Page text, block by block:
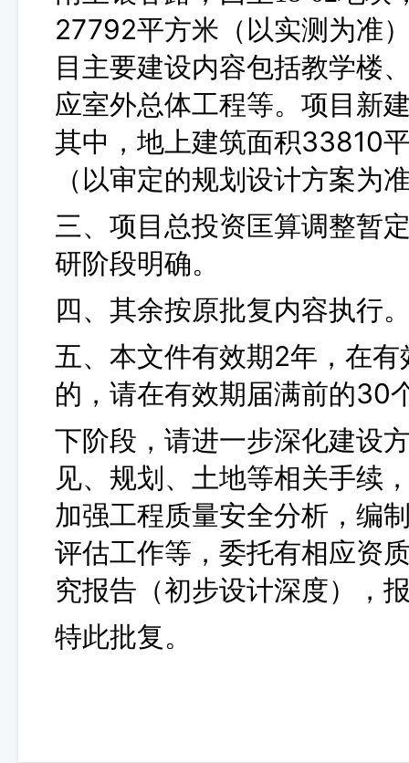
27792平方米 （以实测为准
目 主要建设内容包括教学楼
应室外总体工程等。项目新
其中，地上建筑面积33810
（ 以审定的规划设计方案为
三、项目总投资匡算调整暂
研阶段明确。
四、其余按原批复内容执行
五、 本文件有效期2年，在
的，请在有效期届满前的30
下阶段，请进一步深化建设
见、 规划、土地等相关手续
加强工程质量安全分析，编
评估工作等，委托有相应资
究报告（初步设计深度），
特此批复。